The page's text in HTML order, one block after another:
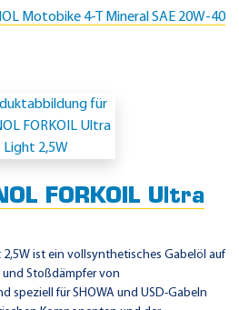
Motobike 4-T Mineral SAE 20W-40
FORKOIL Ultra
2,5W ist ein vollsynthetisches Gabelöl auf
und Stoßdämpfer von
speziell für SHOWA und USD-Gabeln